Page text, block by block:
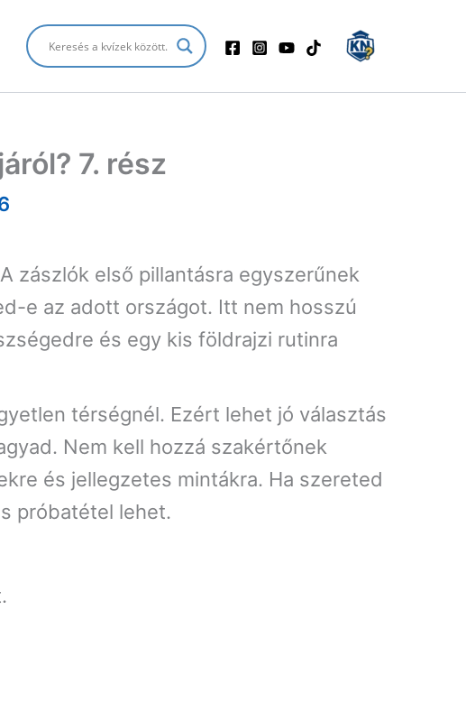
7. rész
zászlók első pillantásra egyszerűnek
e az adott országot. Itt nem hosszú
és egy kis földrajzi rutinra
térségnél. Ezért lehet jó választás
Nem kell hozzá szakértőnek
és jellegzetes mintákra. Ha szereted
próbatétel lehet.